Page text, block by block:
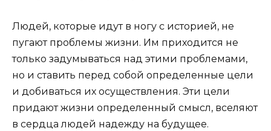
Людей, которые идут в ногу с историей, не
пугают проблемы жизни. Им приходится не
только задумываться над этими проблемами,
но и ставить перед собой определенные цели
и добиваться их осуществления. Эти цели
придают жизни определенный смысл, вселяют
в сердца людей надежду на будущее.